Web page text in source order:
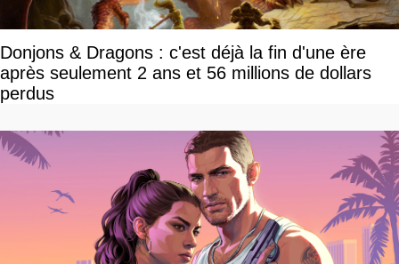
Donjons & Dragons : c'est déjà la fin d'une ère
après seulement 2 ans et 56 millions de dollars
perdus